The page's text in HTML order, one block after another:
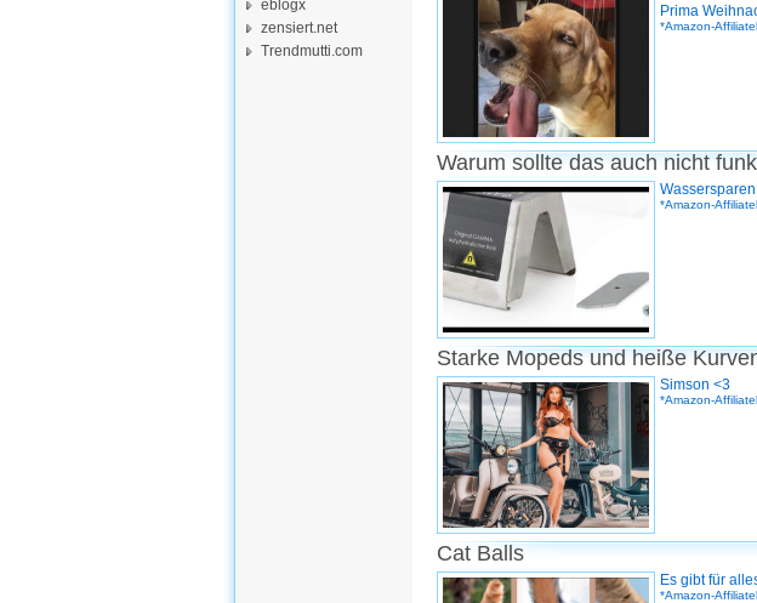
eblogx
zensiert.net
Trendmutti.com
Prima
*Amazon-
Warum sollte das auch nicht
*Amazon-
Starke Mopeds und heiße
Simson <3
*Amazon-
Cat Balls
Es gibt für
*Amazon-